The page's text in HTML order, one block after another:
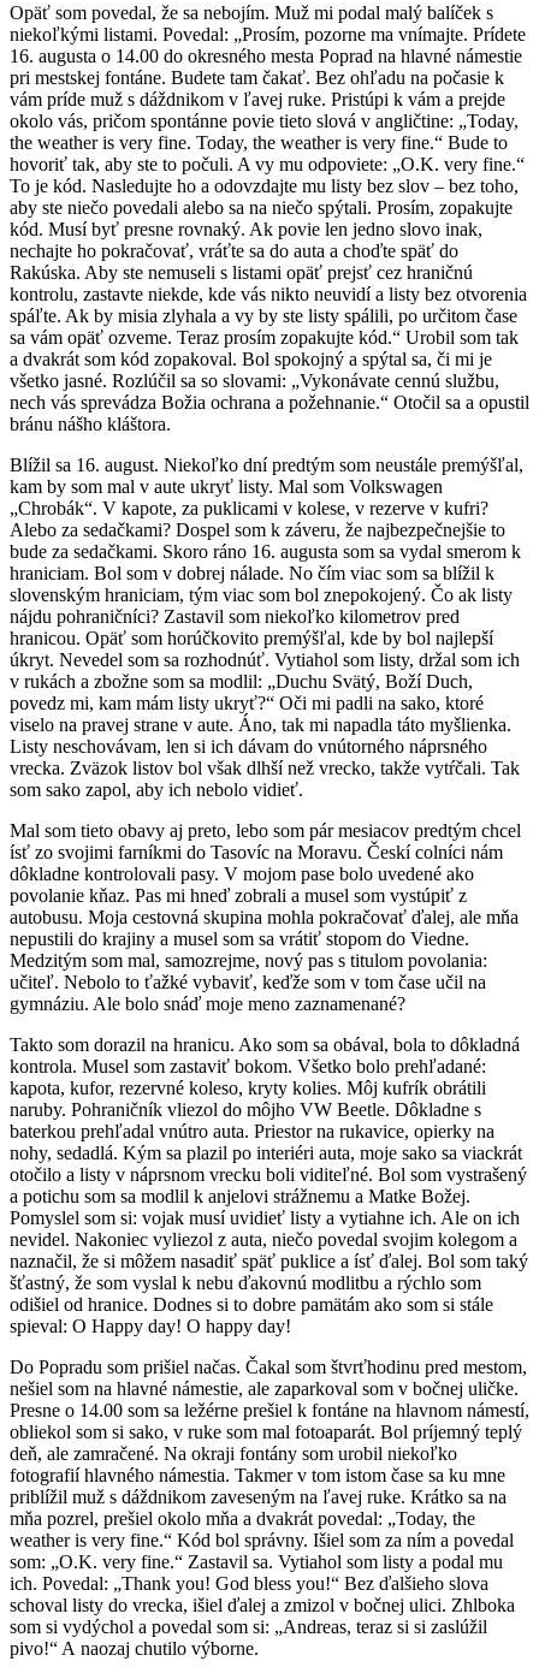
Opäť som povedal, že sa nebojím. Muž mi podal malý balíček s
niekoľkými listami. Povedal: „Prosím, pozorne ma vnímajte. Prídete
16. augusta o 14.00 do okresného mesta Poprad na hlavné námestie
pri mestskej fontáne. Budete tam čakať. Bez ohľadu na počasie k
vám príde muž s dáždnikom v ľavej ruke. Pristúpi k vám a prejde
okolo vás, pričom spontánne povie tieto slová v angličtine: „Today,
the weather is very fine. Today, the weather is very fine.“ Bude to
hovoriť tak, aby ste to počuli. A vy mu odpoviete: „O.K. very fine.“
To je kód. Nasledujte ho a odovzdajte mu listy bez slov – bez toho,
aby ste niečo povedali alebo sa na niečo spýtali. Prosím, zopakujte
kód. Musí byť presne rovnaký. Ak povie len jedno slovo inak,
nechajte ho pokračovať, vráťte sa do auta a choďte späť do
Rakúska. Aby ste nemuseli s listami opäť prejsť cez hraničnú
kontrolu, zastavte niekde, kde vás nikto neuvidí a listy bez otvorenia
spáľte. Ak by misia zlyhala a vy by ste listy spálili, po určitom čase
sa vám opäť ozveme. Teraz prosím zopakujte kód.“ Urobil som tak
a dvakrát som kód zopakoval. Bol spokojný a spýtal sa, či mi je
všetko jasné. Rozlúčil sa so slovami: „Vykonávate cennú službu,
nech vás sprevádza Božia ochrana a požehnanie.“ Otočil sa a opustil
bránu nášho kláštora.
Blížil sa 16. august. Niekoľko dní predtým som neustále premýšľal,
kam by som mal v aute ukryť listy. Mal som Volkswagen
„Chrobák“. V kapote, za puklicami v kolese, v rezerve v kufri?
Alebo za sedačkami? Dospel som k záveru, že najbezpečnejšie to
bude za sedačkami. Skoro ráno 16. augusta som sa vydal smerom k
hraniciam. Bol som v dobrej nálade. No čím viac som sa blížil k
slovenským hraniciam, tým viac som bol znepokojený. Čo ak listy
nájdu pohraničníci? Zastavil som niekoľko kilometrov pred
hranicou. Opäť som horúčkovito premýšľal, kde by bol najlepší
úkryt. Nevedel som sa rozhodnúť. Vytiahol som listy, držal som ich
v rukách a zbožne som sa modlil: „Duchu Svätý, Boží Duch,
povedz mi, kam mám listy ukryť?“ Oči mi padli na sako, ktoré
viselo na pravej strane v aute. Áno, tak mi napadla táto myšlienka.
Listy neschovávam, len si ich dávam do vnútorného náprsného
vrecka. Zväzok listov bol však dlhší než vrecko, takže vytŕčali. Tak
som sako zapol, aby ich nebolo vidieť.
Mal som tieto obavy aj preto, lebo som pár mesiacov predtým chcel
ísť zo svojimi farníkmi do Tasovíc na Moravu. Českí colníci nám
dôkladne kontrolovali pasy. V mojom pase bolo uvedené ako
povolanie kňaz. Pas mi hneď zobrali a musel som vystúpiť z
autobusu. Moja cestovná skupina mohla pokračovať ďalej, ale mňa
nepustili do krajiny a musel som sa vrátiť stopom do Viedne.
Medzitým som mal, samozrejme, nový pas s titulom povolania:
učiteľ. Nebolo to ťažké vybaviť, keďže som v tom čase učil na
gymnáziu. Ale bolo snáď moje meno zaznamenané?
Takto som dorazil na hranicu. Ako som sa obával, bola to dôkladná
kontrola. Musel som zastaviť bokom. Všetko bolo prehľadané:
kapota, kufor, rezervné koleso, kryty kolies. Môj kufrík obrátili
naruby. Pohraničník vliezol do môjho VW Beetle. Dôkladne s
baterkou prehľadal vnútro auta. Priestor na rukavice, opierky na
nohy, sedadlá. Kým sa plazil po interiéri auta, moje sako sa viackrát
otočilo a listy v náprsnom vrecku boli viditeľné. Bol som vystrašený
a potichu som sa modlil k anjelovi strážnemu a Matke Božej.
Pomyslel som si: vojak musí uvidieť listy a vytiahne ich. Ale on ich
nevidel. Nakoniec vyliezol z auta, niečo povedal svojim kolegom a
naznačil, že si môžem nasadiť späť puklice a ísť ďalej. Bol som taký
šťastný, že som vyslal k nebu ďakovnú modlitbu a rýchlo som
odišiel od hranice. Dodnes si to dobre pamätám ako som si stále
spieval: O Happy day! O happy day!
Do Popradu som prišiel načas. Čakal som štvrťhodinu pred mestom,
nešiel som na hlavné námestie, ale zaparkoval som v bočnej uličke.
Presne o 14.00 som sa ležérne prešiel k fontáne na hlavnom námestí,
obliekol som si sako, v ruke som mal fotoaparát. Bol príjemný teplý
deň, ale zamračené. Na okraji fontány som urobil niekoľko
fotografií hlavného námestia. Takmer v tom istom čase sa ku mne
priblížil muž s dáždnikom zaveseným na ľavej ruke. Krátko sa na
mňa pozrel, prešiel okolo mňa a dvakrát povedal: „Today, the
weather is very fine.“ Kód bol správny. Išiel som za ním a povedal
som: „O.K. very fine.“ Zastavil sa. Vytiahol som listy a podal mu
ich. Povedal: „Thank you! God bless you!“ Bez ďalšieho slova
schoval listy do vrecka, išiel ďalej a zmizol v bočnej ulici. Zhlboka
som si vydýchol a povedal som si: „Andreas, teraz si si zaslúžil
pivo!“ A naozaj chutilo výborne.